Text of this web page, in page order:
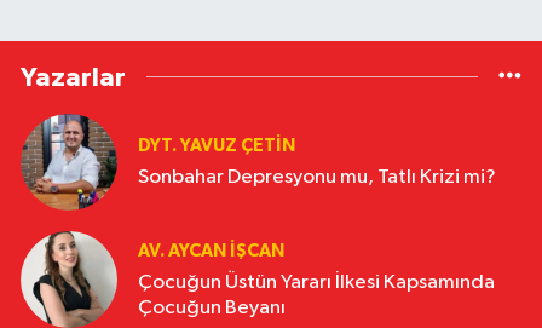
Yazarlar
DYT. YAVUZ ÇETİN
Sonbahar Depresyonu mu, Tatlı Krizi mi?
AV. AYCAN İŞCAN
Çocuğun Üstün Yararı İlkesi Kapsamında
Çocuğun Beyanı